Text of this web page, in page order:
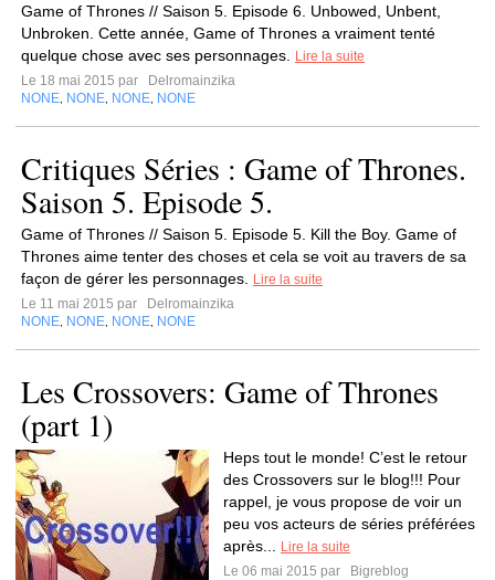
Game of Thrones // Saison 5. Episode 6. Unbowed, Unbent,
Unbroken. Cette année, Game of Thrones a vraiment tenté
quelque chose avec ses personnages.
Lire la suite
Le 18 mai 2015 par
Delromainzika
NONE NONE NONE NONE
Critiques Séries : Game of Thrones.
Saison 5. Episode 5.
Game of Thrones // Saison 5. Episode 5. Kill the Boy. Game of
Thrones aime tenter des choses et cela se voit au travers de sa
façon de gérer les personnages.
Lire la suite
Le 11 mai 2015 par
Delromainzika
NONE NONE NONE NONE
Les Crossovers: Game of Thrones
(part 1)
Heps tout le monde! C’est le retour
des Crossovers sur le blog!!! Pour
rappel, je vous propose de voir un
peu vos acteurs de séries préférées
après...
Lire la suite
Le 06 mai 2015 par
Bigreblog